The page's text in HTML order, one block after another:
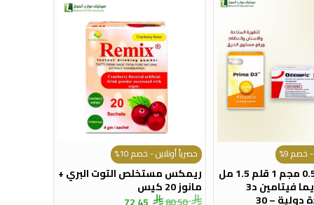
خصم 9%
اوزيمبيك 0.5 مجم 1 قلم 1.5 مل
+جي بي بريما فيتامين د3
50000 وحدة دولية – 30
حصرياً أونلاين - خصم 10%
ريمكس مستخلص التوت البري +
مانوز 20 كيس